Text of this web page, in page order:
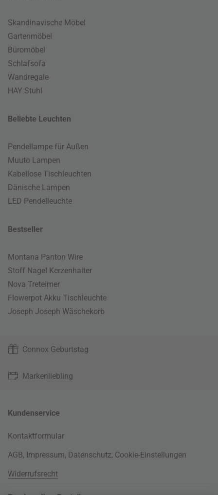
Skandinavische Möbel
Gartenmöbel
Büromöbel
Schlafsofa
Wandregale
HAY Stuhl
Beliebte Leuchten
Pendellampe für Außen
Muuto Lampen
Kabellose Tischleuchten
Dänische Lampen
LED Pendelleuchte
Bestseller
Montana Panton Wire
Stoff Nagel Kerzenhalter
Nova Treteimer
Flowerpot Akku Tischleuchte
Joseph Joseph Wäschekorb
Connox Geburtstag
Markenliebling
Kundenservice
Kontaktformular
AGB, Impressum, Datenschutz, Cookie-Einstellungen
Widerrufsrecht